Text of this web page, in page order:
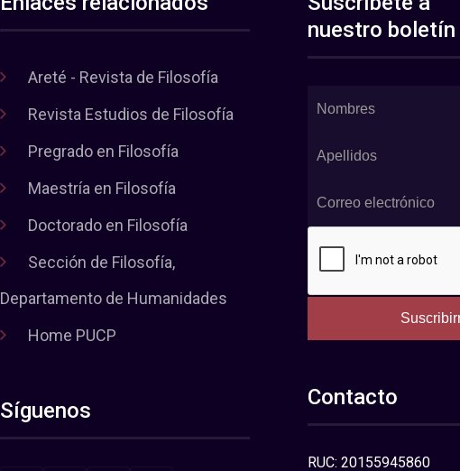
Areté - Revista de Filosofía
Revista Estudios de Filosofía
Pregrado en Filosofía
Maestría en Filosofía
Doctorado en Filosofía
Sección de Filosofía,
Departamento de Humanidades
Home PUCP
Síguenos
nuestro boletín
Contacto
RUC: 20155945860